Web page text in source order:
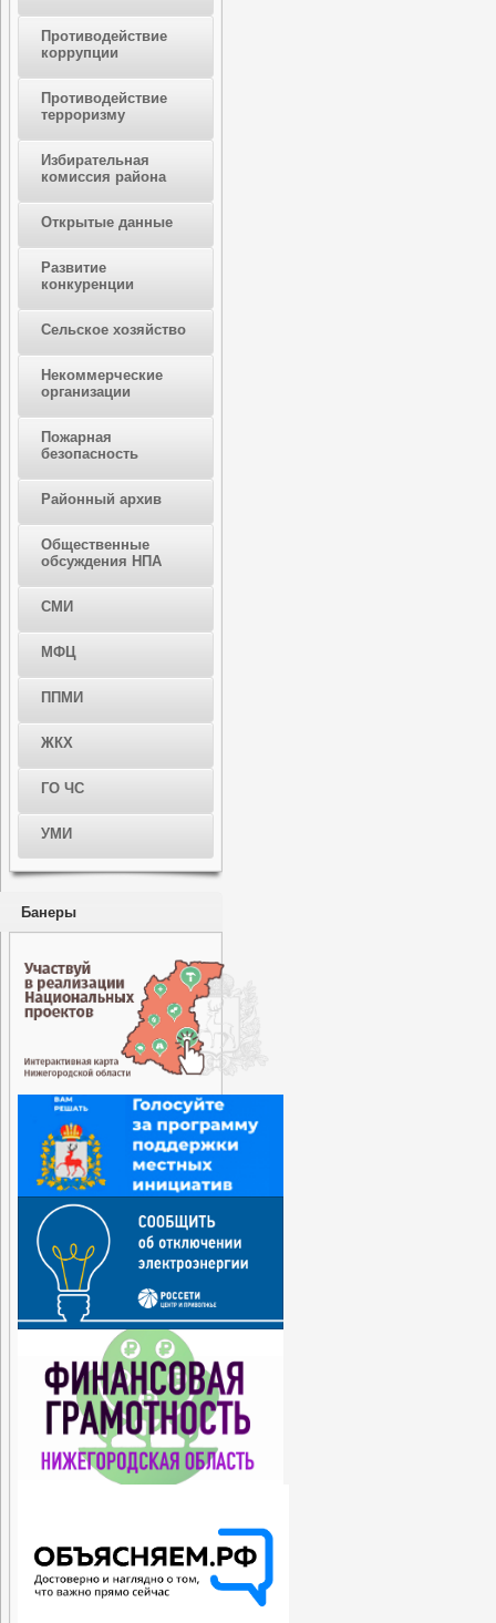
Противодействие
коррупции
Противодействие
терроризму
Избирательная
комиссия района
Открытые данные
Развитие
конкуренции
Сельское хозяйство
Некоммерческие
организации
Пожарная
безопасность
Районный архив
Общественные
обсуждения НПА
СМИ
МФЦ
ППМИ
ЖКХ
ГО ЧС
УМИ
Банеры